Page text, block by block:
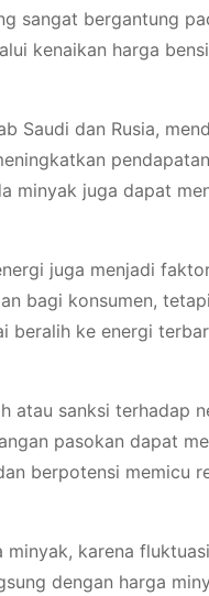
sangat bergantung
kenaikan harga
Saudi dan Rusia,
minyak juga dapat
juga menjadi
bagi konsumen,
beralih ke energi
sanksi terhadap
pasokan dapat
berpotensi memicu
karena
dengan harga